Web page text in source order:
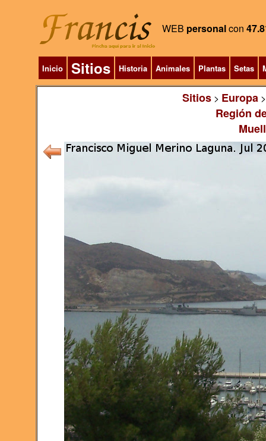
WEB personalcon
Inicio Sitios Historia Animales Plantas Setas
Sitios> Europa
Región